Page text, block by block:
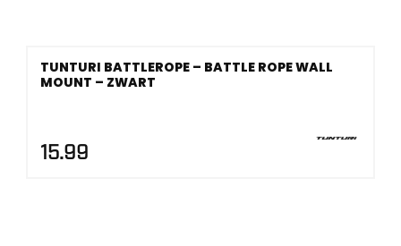
TUNTURI BATTLEROPE – BATTLE ROPE WALL
MOUNT – ZWART
15.99